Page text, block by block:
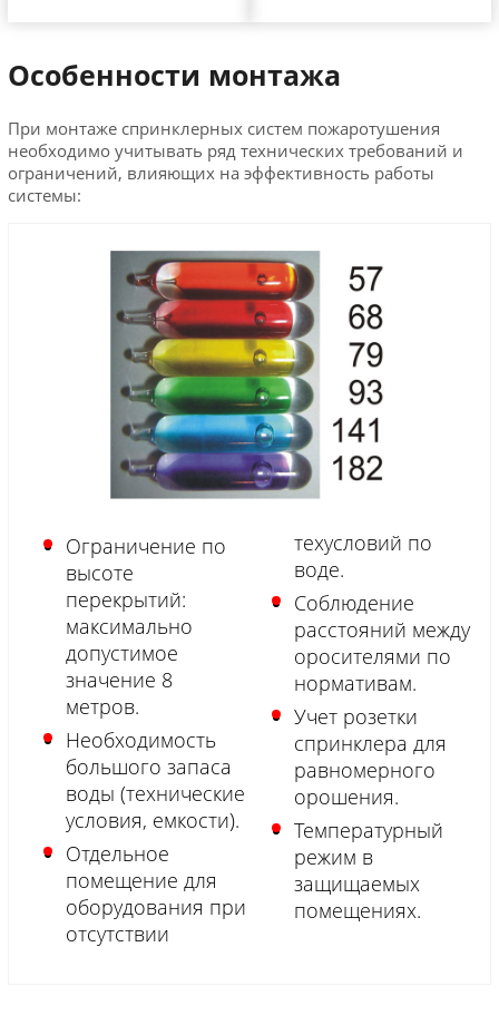
Особенности монтажа
При монтаже спринклерных систем пожаротушения
необходимо учитывать ряд технических требований и
ограничений, влияющих на эффективность работы
системы:
Ограничение по
высоте
перекрытий:
максимально
допустимое
значение 8
метров.
Необходимость
большого запаса
воды (технические
условия, емкости).
Отдельное
помещение для
оборудования при
отсутствии
техусловий по
воде.
Соблюдение
расстояний между
оросителями по
нормативам.
Учет розетки
спринклера для
равномерного
орошения.
Температурный
режим в
защищаемых
помещениях.